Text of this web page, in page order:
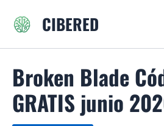
CIBERED
Broken Blade
GRATIS junio